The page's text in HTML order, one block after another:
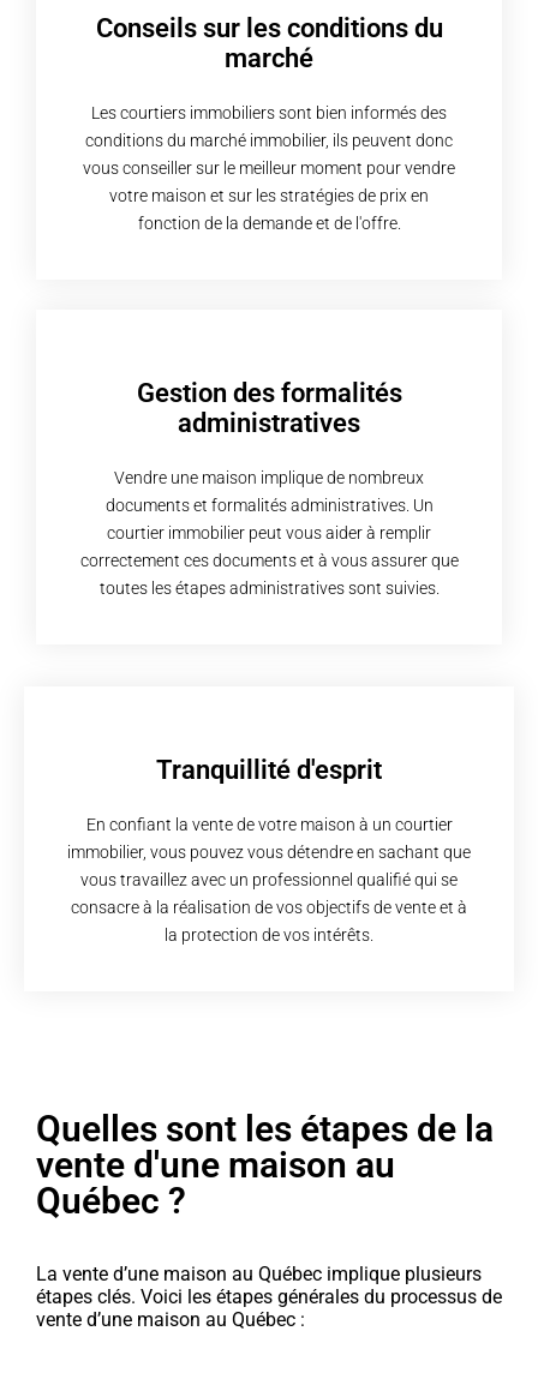
Conseils sur les conditions du
marché
Les courtiers immobiliers sont bien informés des
conditions du marché immobilier, ils peuvent donc
vous conseiller sur le meilleur moment pour vendre
votre maison et sur les stratégies de prix en
fonction de la demande et de l'offre.
Gestion des formalités
administratives
Vendre une maison implique de nombreux
documents et formalités administratives. Un
courtier immobilier peut vous aider à remplir
correctement ces documents et à vous assurer que
toutes les étapes administratives sont suivies.
Tranquillité d'esprit
En confiant la vente de votre maison à un courtier
immobilier, vous pouvez vous détendre en sachant que
vous travaillez avec un professionnel qualifié qui se
consacre à la réalisation de vos objectifs de vente et à
la protection de vos intérêts.
Quelles sont les étapes de la
vente d'une maison au
Québec ?
La vente d’une maison au Québec implique plusieurs
étapes clés. Voici les étapes générales du processus de
vente d’une maison au Québec :